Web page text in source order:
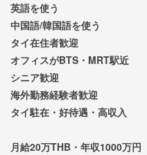
英語を使う
中国語/韓国語を使う
タイ在住者歓迎
オフィスがBTS・MRT駅近
シニア歓迎
海外勤務経験者歓迎
タイ駐在・好待遇・高収入
月給20万THB・年収1000万円